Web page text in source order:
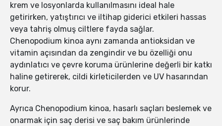
krem ve losyonlarda kullanılmasını ideal hale
getirirken, yatıştırıcı ve iltihap giderici etkileri hassas
veya tahriş olmuş ciltlere fayda sağlar.
Chenopodium kinoa aynı zamanda antioksidan ve
vitamin açısından da zengindir ve bu özelliği onu
aydınlatıcı ve çevre koruma ürünlerine değerli bir katkı
haline getirerek, cildi kirleticilerden ve UV hasarından
korur.
Ayrıca Chenopodium kinoa, hasarlı saçları beslemek ve
onarmak için saç derisi ve saç bakım ürünlerinde